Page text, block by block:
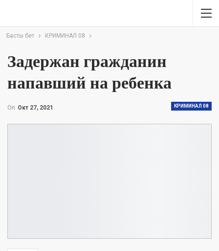
Басты бет КРИМИНАЛ 08
Задержан гражданин
напавший на ребенка
КРИМИНАЛ 08
On Окт 27, 2021